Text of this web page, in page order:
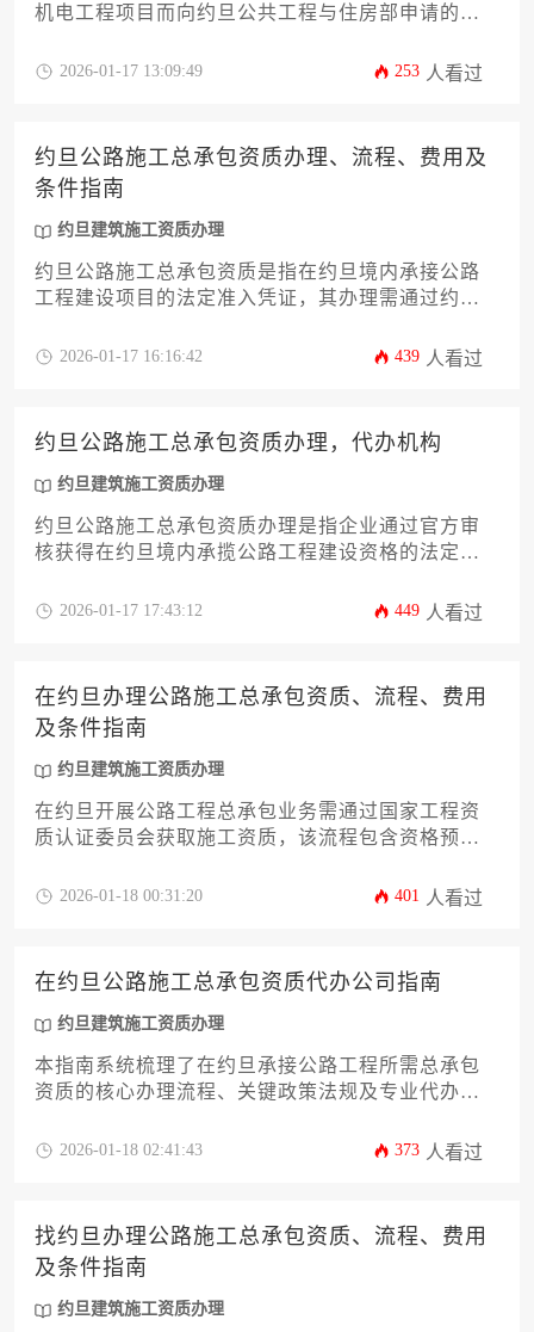
机电工程项目而向约旦公共工程与住房部申请的专
务的专业咨询公司，可帮助企业高效完成文件准
2026-01-17 13:09:49 253 人看过
约旦公路施工总承包资质办理、流程、费用及
条件指南
约旦建筑施工资质办理
约旦公路施工总承包资质是指在约旦境内承接公路
工程建设项目的法定准入凭证，其办理需通过约旦
工程经验等证明材料，经历注册登记、文件审核、
尔之间。
2026-01-17 16:16:42 439 人看过
约旦公路施工总承包资质办理，代办机构
约旦建筑施工资质办理
约旦公路施工总承包资质办理是指企业通过官方审
核获得在约旦境内承揽公路工程建设资格的法定程
全流程服务，有效降低企业时间成本与合规风险。
2026-01-17 17:43:12 449 人看过
在约旦办理公路施工总承包资质、流程、费用
及条件指南
约旦建筑施工资质办理
在约旦开展公路工程总承包业务需通过国家工程资
质认证委员会获取施工资质，该流程包含资格预
节，涉及注册资本证明、本地合作伙伴要求、专业
2026-01-18 00:31:20 401 人看过
在约旦公路施工总承包资质代办公司指南
约旦建筑施工资质办理
本指南系统梳理了在约旦承接公路工程所需总承包
资质的核心办理流程、关键政策法规及专业代办服
一站式解决方案。
2026-01-18 02:41:43 373 人看过
找约旦办理公路施工总承包资质、流程、费用
及条件指南
约旦建筑施工资质办理